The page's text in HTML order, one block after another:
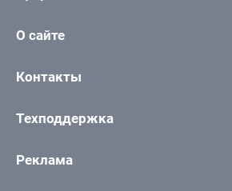
О сайте
Контакты
Техподдержка
Реклама